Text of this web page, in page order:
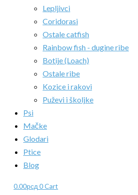
Lepljivci
Coridorasi
Ostale catfish
Rainbow fish - dugine ribe
Botije (Loach)
Ostale ribe
Kozice i rakovi
Puževi i školjke
Psi
Mačke
Glodari
Ptice
Blog
0.00рсд 0Cart